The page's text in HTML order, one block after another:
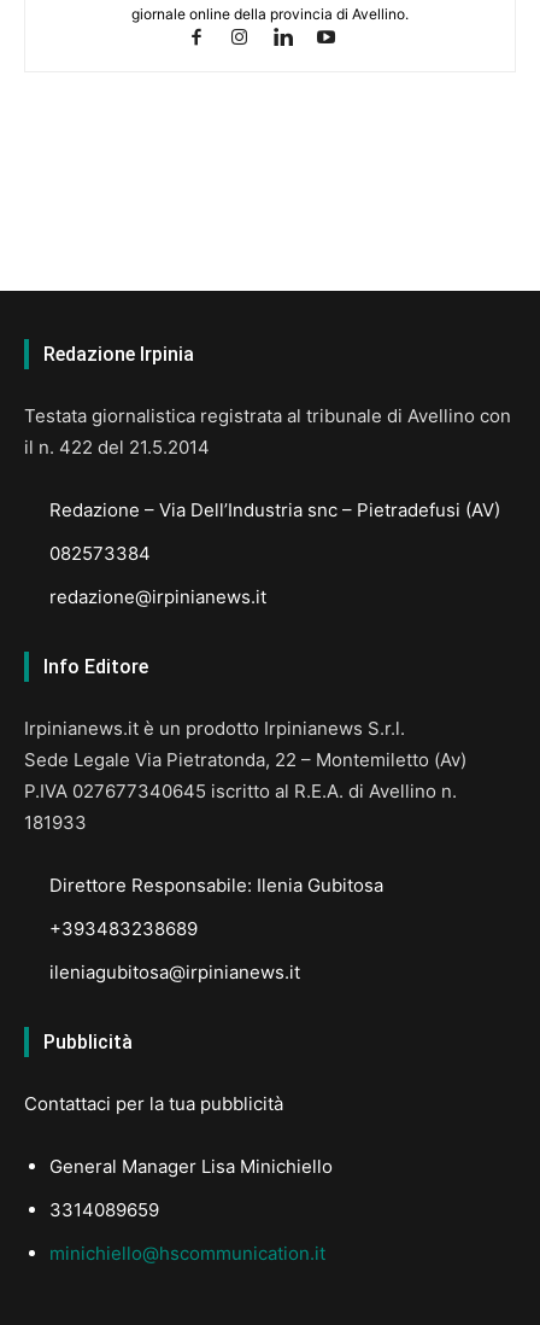
giornale online della provincia di Avellino.
Redazione Irpinia
Testata giornalistica registrata al tribunale di Avellino con
il n. 422 del 21.5.2014
Redazione – Via Dell’Industria snc – Pietradefusi (AV)
082573384
redazione@irpinianews.it
Info Editore
Irpinianews.it è un prodotto Irpinianews S.r.l.
Sede Legale Via Pietratonda, 22 – Montemiletto (Av)
P.IVA 027677340645 iscritto al R.E.A. di Avellino n.
181933
Direttore Responsabile: Ilenia Gubitosa
+393483238689
ileniagubitosa@irpinianews.it
Pubblicità
Contattaci per la tua pubblicità
General Manager Lisa Minichiello
3314089659
minichiello@hscommunication.it